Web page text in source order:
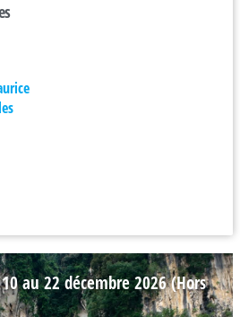
au 22 décembre 2026 (Hors